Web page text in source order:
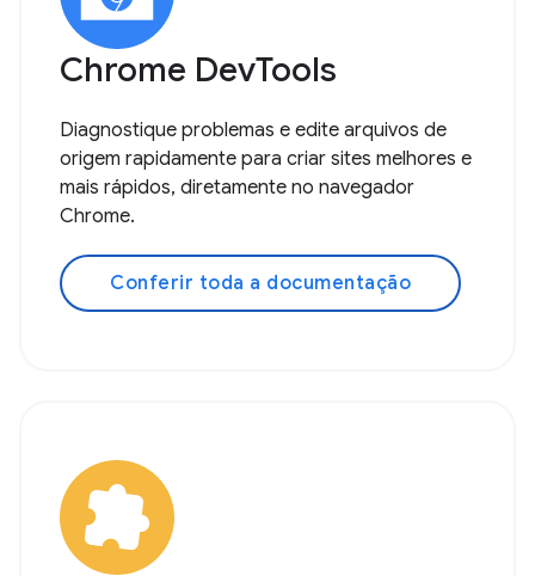
Chrome DevTools
Diagnostique problemas e edite arquivos de
origem rapidamente para criar sites melhores e
mais rápidos, diretamente no navegador
Chrome.
Conferir toda a documentação